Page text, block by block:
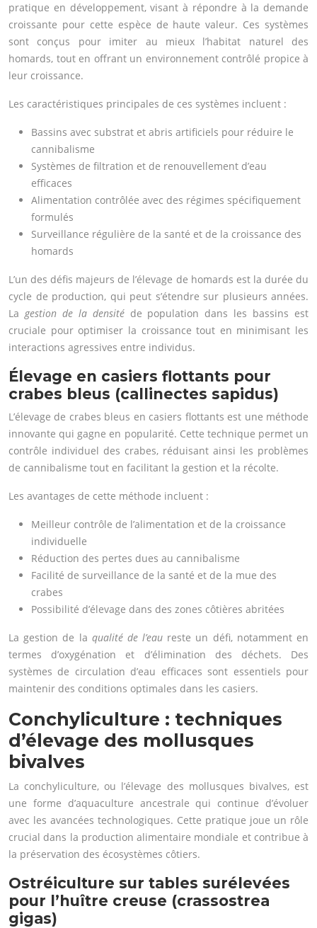
pratique en développement, visant à répondre à la demande
croissante pour cette espèce de haute valeur. Ces systèmes
sont conçus pour imiter au mieux l’habitat naturel des
homards, tout en offrant un environnement contrôlé propice à
leur croissance.
Les caractéristiques principales de ces systèmes incluent :
Bassins avec substrat et abris artificiels pour réduire le
cannibalisme
Systèmes de filtration et de renouvellement d’eau
efficaces
Alimentation contrôlée avec des régimes spécifiquement
formulés
Surveillance régulière de la santé et de la croissance des
homards
L’un des défis majeurs de l’élevage de homards est la durée du
cycle de production, qui peut s’étendre sur plusieurs années.
Lagestion de la densité de population dans les bassins est
cruciale pour optimiser la croissance tout en minimisant les
interactions agressives entre individus.
Élevage en casiers flottants pour
crabes bleus (callinectes sapidus)
L’élevage de crabes bleus en casiers flottants est une méthode
innovante qui gagne en popularité. Cette technique permet un
contrôle individuel des crabes, réduisant ainsi les problèmes
de cannibalisme tout en facilitant la gestion et la récolte.
Les avantages de cette méthode incluent :
Meilleur contrôle de l’alimentation et de la croissance
individuelle
Réduction des pertes dues au cannibalisme
Facilité de surveillance de la santé et de la mue des
crabes
Possibilité d’élevage dans des zones côtières abritées
La gestion de la qualité de l’eau reste un défi, notamment en
termes d’oxygénation et d’élimination des déchets. Des
systèmes de circulation d’eau efficaces sont essentiels pour
maintenir des conditions optimales dans les casiers.
Conchyliculture : techniques
d’élevage des mollusques
bivalves
La conchyliculture, ou l’élevage des mollusques bivalves, est
une forme d’aquaculture ancestrale qui continue d’évoluer
avec les avancées technologiques. Cette pratique joue un rôle
crucial dans la production alimentaire mondiale et contribue à
la préservation des écosystèmes côtiers.
Ostréiculture sur tables surélevées
pour l’huître creuse (crassostrea
gigas)